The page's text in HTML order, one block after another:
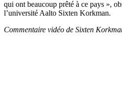
qui ont beaucoup prêté à ce pays »,
l’université Aalto Sixten Korkman.
Commentaire vidéo de Sixten